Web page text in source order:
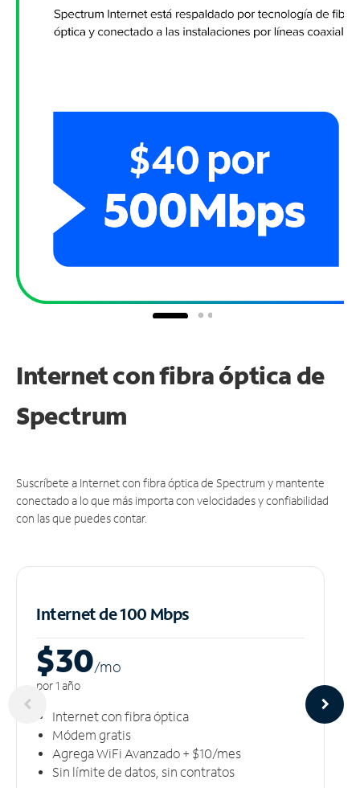
Internet con fibra óptica de
Spectrum
Suscríbete a Internet con fibra óptica de Spectrum y mantente
conectado a lo que más importa con velocidades y confiabilidad
con las que puedes contar.
Internet de 100 Mbps
$30/mo
por 1 año
Internet con fibra óptica
Módem gratis
Agrega WiFi Avanzado + $10/mes
Sin límite de datos, sin contratos